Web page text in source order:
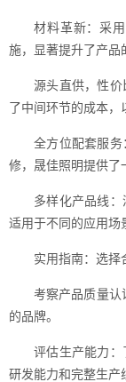
材料革新：采
施，显著提升了产品
源头直供，性
了中间环节的成本，
全方位配套服
修，晟佳照明提供了
多样化产品线：
适用于不同的应用场
实用指南：选择
考察产品质量认
的品牌。
评估生产能力
研发能力和完整生产